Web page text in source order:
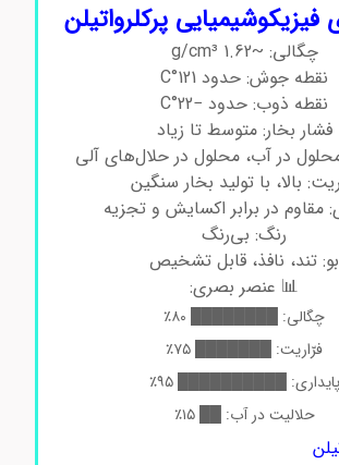
پرکلرواتیلن
چگالی: ~1.62 g/cm³
نقطه جوش: حدود 121°C
نقطه ذوب: حدود −22°C
فشار بخار: متوسط تا زیاد
در آب، محلول در حلال‌های آلی
بالا، با تولید بخار سنگین
مقاوم در برابر اکسایش و تجزیه
رنگ: بی‌رنگ
تند، نافذ، قابل تشخیص
📊 عنصر بصری:
چگالی: ████████ ۸۰٪
فرّاریت: ███████ ۷۵٪
██████████ ۹۵٪
حلالیت در آب: ██ ۱۵٪